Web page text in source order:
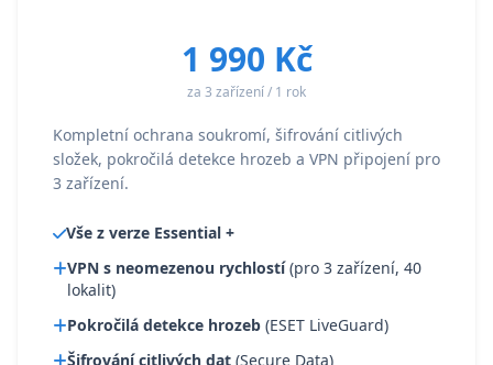
1 990 Kč
za 3 zařízení / 1 rok
Kompletní ochrana soukromí, šifrování citlivých
složek, pokročilá detekce hrozeb a VPN připojení pro
3 zařízení.
Vše z verze Essential +
VPN s neomezenou rychlostí(pro 3 zařízení, 40
lokalit)
Pokročilá detekce hrozeb (ESET LiveGuard)
Šifrování citlivých dat (Secure Data)